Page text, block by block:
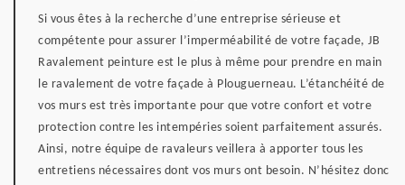
Si vous êtes à la recherche d’une entreprise sérieuse et
compétente pour assurer l’imperméabilité de votre façade, JB
Ravalement peinture est le plus à même pour prendre en main
le ravalement de votre façade à Plouguerneau. L’étanchéité de
vos murs est très importante pour que votre confort et votre
protection contre les intempéries soient parfaitement assurés.
Ainsi, notre équipe de ravaleurs veillera à apporter tous les
entretiens nécessaires dont vos murs ont besoin. N’hésitez donc